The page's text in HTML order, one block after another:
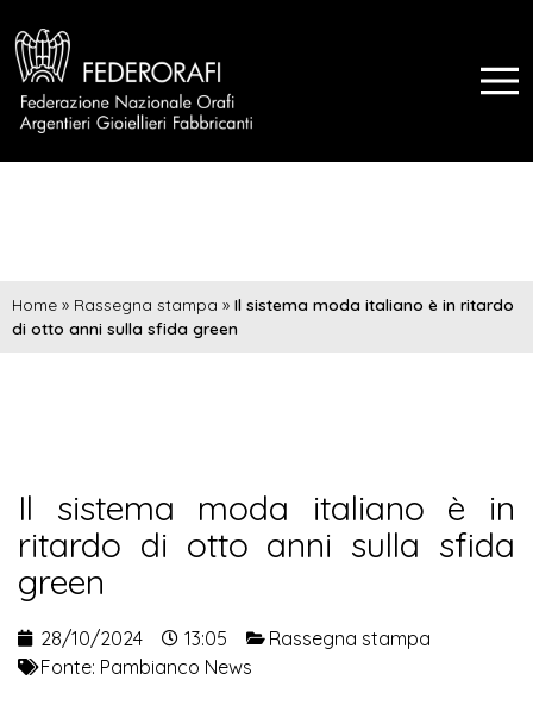
Home » Rassegna stampa » Il sistema moda italiano è in ritardo
di otto anni sulla sfida green
Il sistema moda italiano è in
ritardo di otto anni sulla sfida
green
28/10/2024 13:05
Rassegna stampa
Fonte: Pambianco News